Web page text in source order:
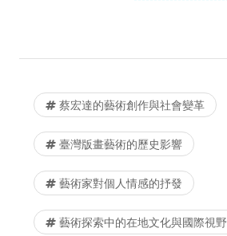
蔡宏達的藝術創作與社會變革
臺灣版畫藝術的歷史影響
藝術家對個人情感的抒發
藝術探索中的在地文化與國際視野